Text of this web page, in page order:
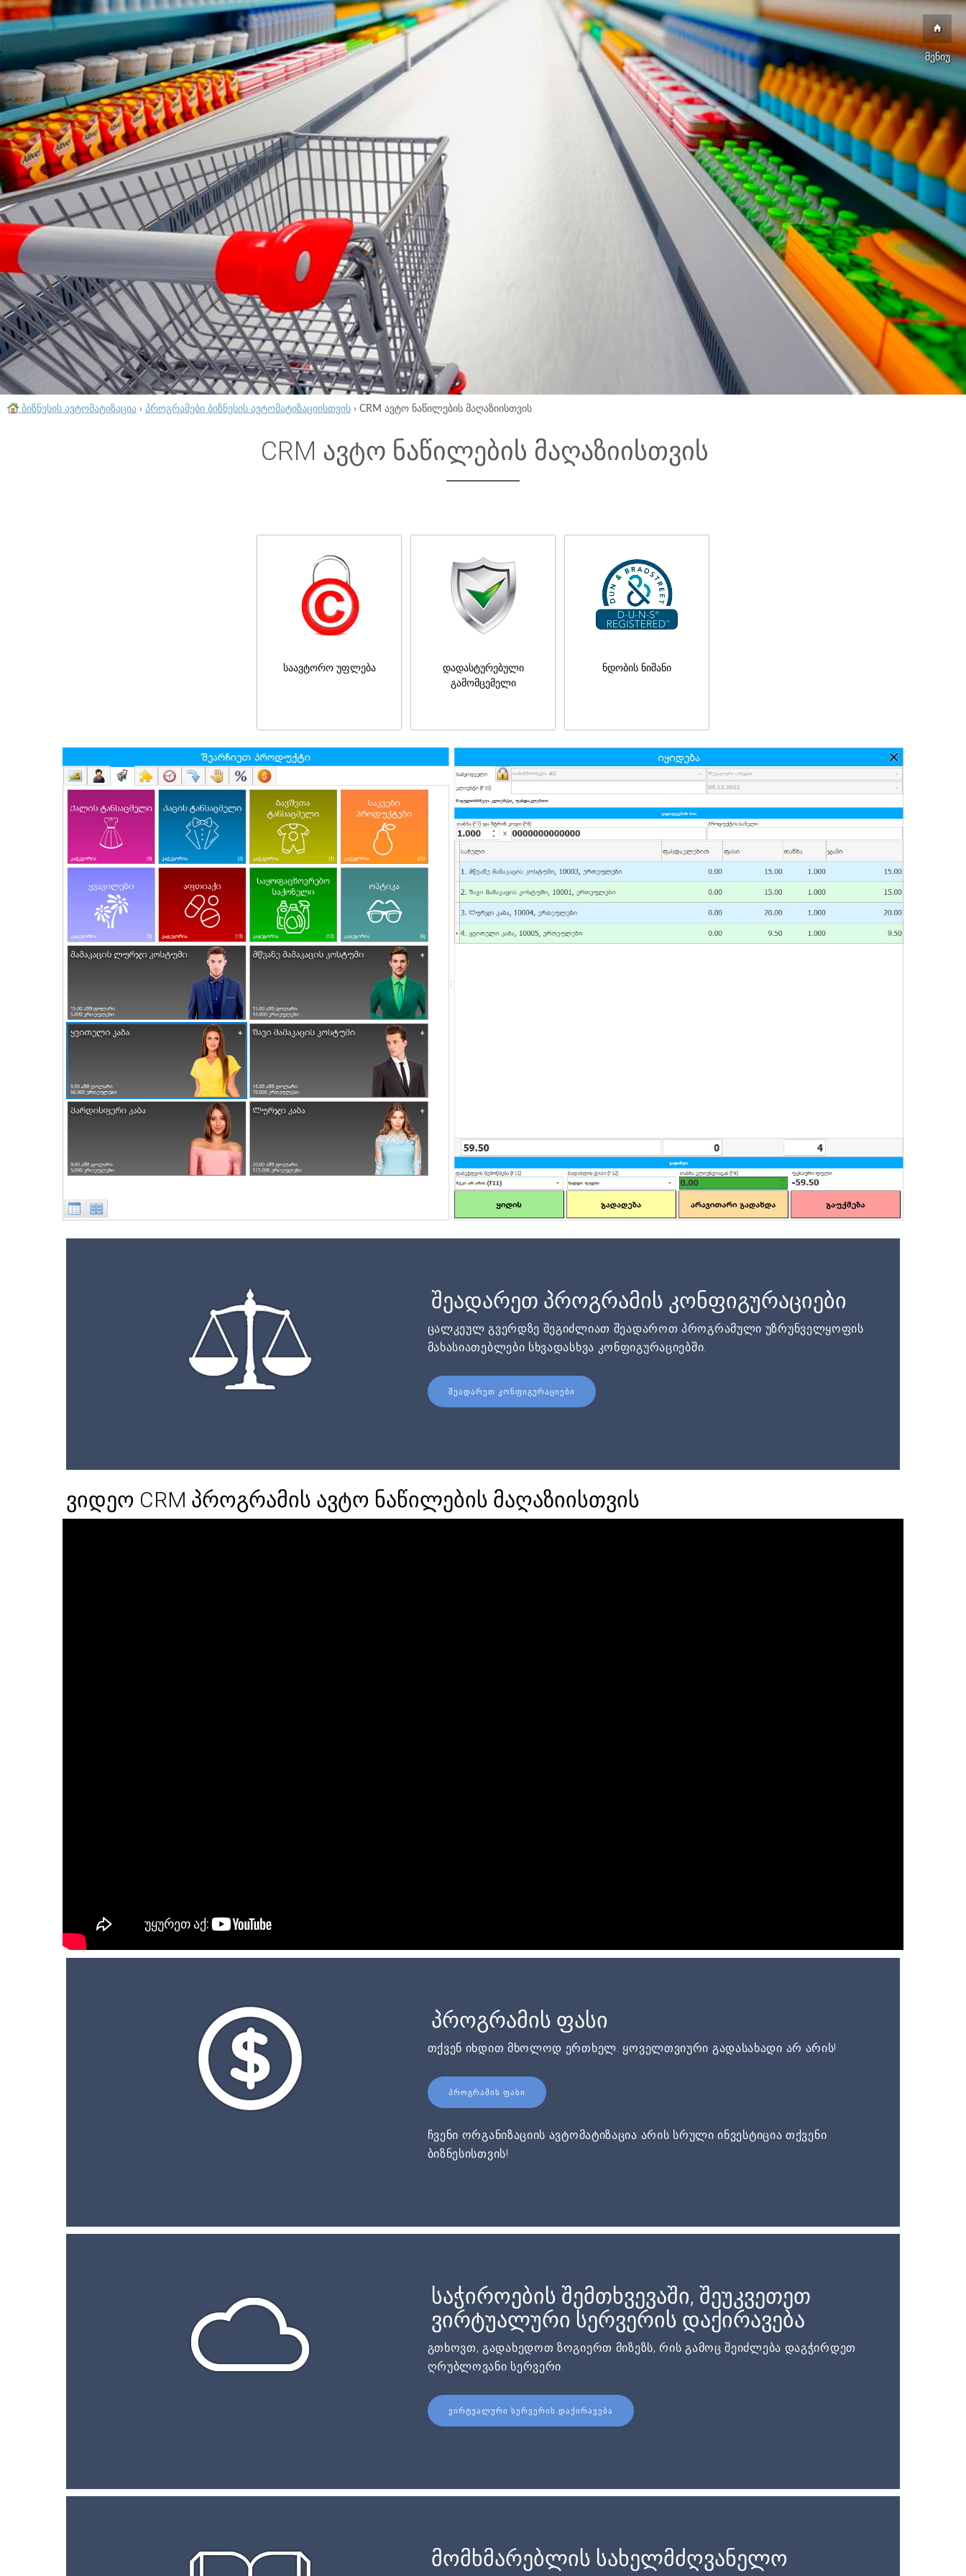
მენიუ
ბიზნესის ავტომატიზაცია › პროგრამები ბიზნესის ავტომატიზაციისთვის › CRM ავტო ნაწილების მაღაზიისთვის
CRM ავტო ნაწილების მაღაზიისთვის
საავტორო უფლება
დადასტურებული
გამომცემელი
ნდობის ნიშანი
შეადარეთ პროგრამის კონფიგურაციები
ცალკეულ გვერდზე შეგიძლიათ შეადაროთ პროგრამული უზრუნველყოფის
მახასიათებლები სხვადასხვა კონფიგურაციებში.
ᲨᲔᲐᲓᲐᲠᲔᲗ ᲙᲝᲜᲤᲘᲒᲣᲠᲐᲪᲘᲔᲑᲘ
ვიდეო CRM პროგრამის ავტო ნაწილების მაღაზიისთვის
პროგრამის ფასი
თქვენ იხდით მხოლოდ ერთხელ. ყოველთვიური გადასახადი არ არის!
ᲞᲠᲝᲒᲠᲐᲛᲘᲡ ᲤᲐᲡᲘ
ჩვენი ორგანიზაციის ავტომატიზაცია არის სრული ინვესტიცია თქვენი
ბიზნესისთვის!
საჭიროების შემთხვევაში, შეუკვეთეთ
ვირტუალური სერვერის დაქირავება
გთხოვთ, გადახედოთ ზოგიერთ მიზეზს, რის გამოც შეიძლება დაგჭირდეთ
ღრუბლოვანი სერვერი.
ᲕᲘᲠᲢᲣᲐᲚᲣᲠᲘ ᲡᲔᲠᲕᲔᲠᲘᲡ ᲓᲐᲥᲘᲠᲐᲕᲔᲑᲐ
მომხმარებლის სახელმძღვანელო